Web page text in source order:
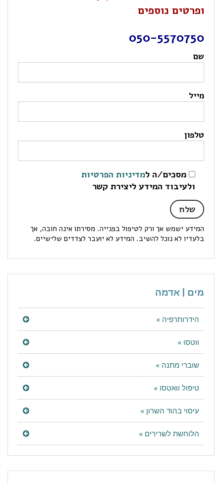
ופרטים נוספים
050-5570750
שם
מייל
טלפון
מסכים/ה למדיניות הפרטיות
ולעיבוד המידע ליצירת קשר
המידע ישמש אך ורק לטיפול בפנייה. מסירתו אינה חובה, אך
בלעדיו לא נוכל להשיב. המידע לא יועבר לצדדים שלישיים.
מים | אדמה
הידרותרפיה »
ווטסו »
שוברי מתנה »
טיפול וואטסו »
עיסוי בהוד השרון »
הלוחשת לשרירים »